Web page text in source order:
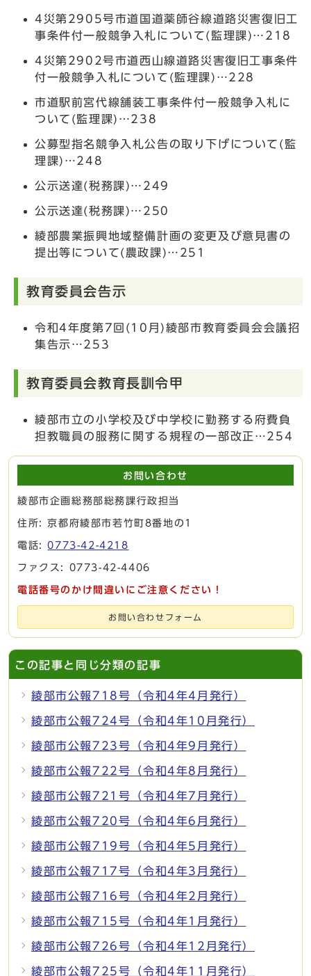
4災第2905号市道国道薬師谷線道路災害復旧工
事条件付一般競争入札について(監理課)…218
4災第2902号市道西山線道路災害復旧工事条件
付一般競争入札について(監理課)…228
市道駅前宮代線舗装工事条件付一般競争入札に
ついて(監理課)…238
公募型指名競争入札公告の取り下げについて(監
理課)…248
公示送達(税務課)…249
公示送達(税務課)…250
綾部農業振興地域整備計画の変更及び意見書の
提出等について(農政課)…251
教育委員会告示
令和4年度第7回(10月)綾部市教育委員会会議招
集告示…253
教育委員会教育長訓令甲
綾部市立の小学校及び中学校に勤務する府費負
担教職員の服務に関する規程の一部改正…254
お問い合わせ
綾部市企画総務部総務課行政担当
住所: 京都府綾部市若竹町8番地の1
電話:0773-42-4218
ファクス: 0773-42-4406
電話番号のかけ間違いにご注意ください！
お問い合わせフォーム
この記事と同じ分類の記事
綾部市公報718号（令和4年4月発行）
綾部市公報724号（令和4年10月発行）
綾部市公報723号（令和4年9月発行）
綾部市公報722号（令和4年8月発行）
綾部市公報721号（令和4年7月発行）
綾部市公報720号（令和4年6月発行）
綾部市公報719号（令和4年5月発行）
綾部市公報717号（令和4年3月発行）
綾部市公報716号（令和4年2月発行）
綾部市公報715号（令和4年1月発行）
綾部市公報726号（令和4年12月発行）
綾部市公報725号（令和4年11月発行）